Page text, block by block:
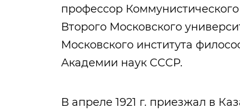
профессор
Второго Московского
Московского института
Академии наук СССР.
В апреле 1921 г. приезжал в